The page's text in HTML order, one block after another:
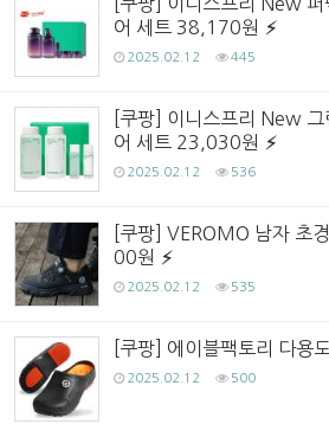
어 세트 38,170원
2025.02.12 445
[쿠팡] 이니스프리 New 그
어 세트 23,030원
2025.02.12 536
[쿠팡] VEROMO 남자 초
00원
2025.02.12 535
[쿠팡] 에이블팩토리 다용
2025.02.12 500